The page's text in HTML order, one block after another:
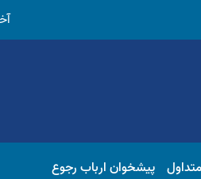
پیشخوان ارباب رجوع